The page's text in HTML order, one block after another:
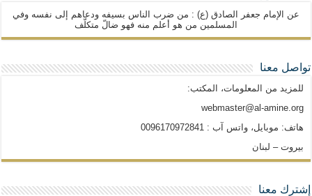
عن الإمام جعفر الصادق (ع) : من ضرب الناس بسيفه ودعاهم إلى نفسه وفي
المسلمين من هو أعلم منه فهو ضالّ متكلّف
تواصل معنا
للمزيد من المعلومات، المكتب:
webmaster@al-amine.org
هاتف: موبايل، واتس آب : 0096170972841
بيروت – لبنان
إشترك معنا